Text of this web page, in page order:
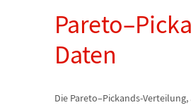
Pareto–
Daten
Die Pareto–Pickands-